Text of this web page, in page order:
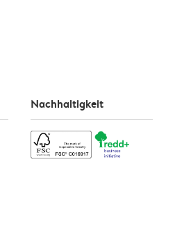
Nachhaltigkeit